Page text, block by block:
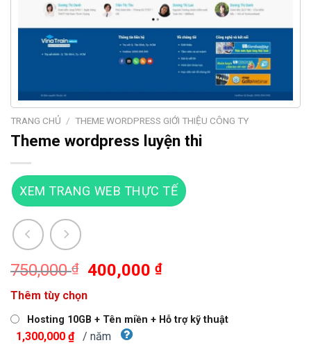
TRANG CHỦ / THEME WORDPRESS GIỚI THIỆU CÔNG TY
Theme wordpress luyện thi
XEM TRANG WEB THỰC TẾ
750,000₫
Giá
là:
750,000 ₫.
400,000₫Giá
là:
Thêm tùy chọn
Hosting 10GB + Tên miền + Hỗ trợ kỹ thuật
1,300,000 ₫ / năm